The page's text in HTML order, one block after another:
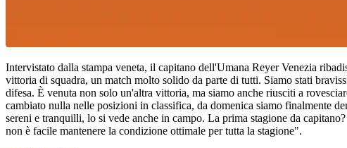
Intervistato dalla stampa veneta, il capitano dell'Umana Reyer Venezia
vittoria di squadra, un match molto solido da parte di tutti. Siamo stati
difesa. È venuta non solo un'altra vittoria, ma siamo anche riusciti a
cambiato nulla nelle posizioni in classifica, da domenica siamo finalmente
sereni e tranquilli, lo si vede anche in campo. La prima stagione da
non è facile mantenere la condizione ottimale per tutta la stagione".